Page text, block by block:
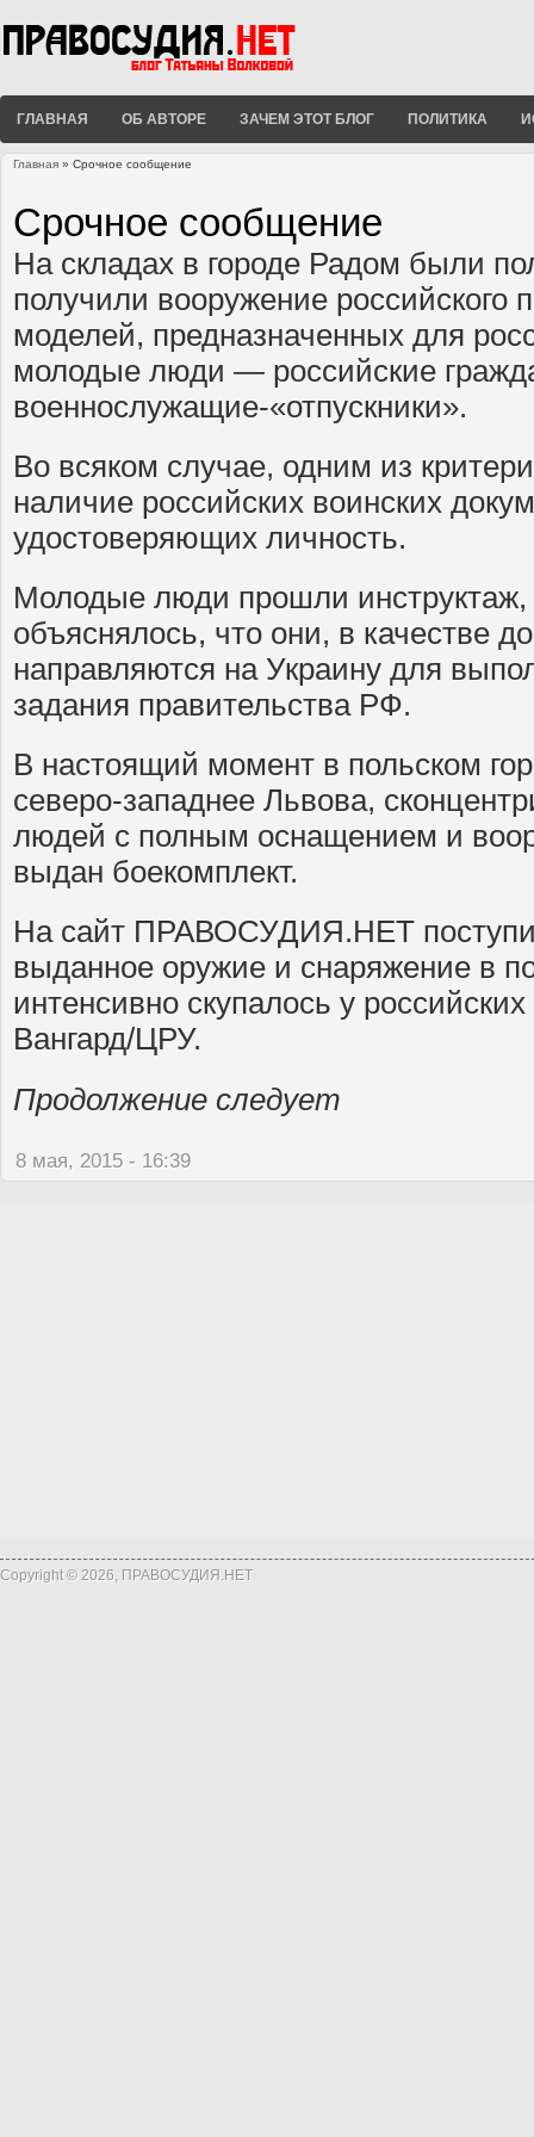
ГЛАВНАЯ ОБ АВТОРЕ ЗАЧЕМ ЭТОТ БЛОГ ПОЛИТИКА
Главная » Срочное сообщение
Срочное сообщение
На складах в городе Радом были
получили вооружение российского
моделей, предназначенных для
молодые люди — российские
военнослужащие-«отпускники».
Во всяком случае, одним из
наличие российских воинских
удостоверяющих личность.
Молодые люди прошли инструктаж,
объяснялось, что они, в качестве
направляются на Украину для
задания правительства РФ.
В настоящий момент в польском
северо-западнее Львова,
людей с полным оснащением и
выдан боекомплект.
На cайт ПРАВОСУДИЯ.НЕТ
выданное оружие и снаряжение в
интенсивно скупалось у
Вангард/ЦРУ.
Продолжение следует
8 мая, 2015 - 16:39
Copyright © 2026, ПРАВОСУДИЯ.НЕТ